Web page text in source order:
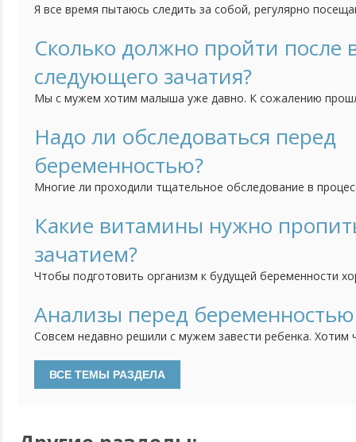
Я все время пытаюсь следить за собой, регулярно
вести такой образ жизни если я пытаюсь забеременеть?
еще до того как я узнаю, что я беременна?
Сколько должно пройти
следующего зачатия?
Мы с мужем хотим малыша уже давно. К сожалению
считаете когда нам можно начинать пробовать снова?
Надо ли обследоваться перед
беременностью?
Многие ли проходили тщательное обследование в
практически здоровых людей без особых вредных
одной стороны, можно подстраховаться. Но с другой,
без...
Какие витамины нужно
зачатием?
Чтобы подготовить организм к будущей беременности
лучше подходят для этой цели? есть витамины для
видела комплексов для планирующих беременность.
вообще?
Анализы перед беременностью
Совсем недавно решили с мужем завести ребенка. Хотим
сдать мне и мужу для того чтобы удостовериться что
здорового и целого малыша? И также можно ли их